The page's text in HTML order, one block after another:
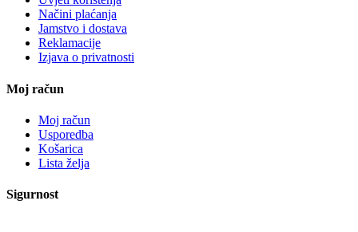
Načini plaćanja
Jamstvo i dostava
Reklamacije
Izjava o privatnosti
Moj račun
Moj račun
Usporedba
Košarica
Lista želja
Sigurnost